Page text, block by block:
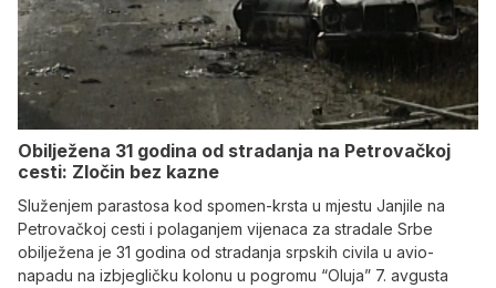
Obilježena 31 godina od stradanja na Petrovačkoj
cesti: Zločin bez kazne
Služenjem parastosa kod spomen-krsta u mjestu Janjile na
Petrovačkoj cesti i polaganjem vijenaca za stradale Srbe
obilježena je 31 godina od stradanja srpskih civila u avio-
napadu na izbjegličku kolonu u pogromu “Oluja” 7. avgusta